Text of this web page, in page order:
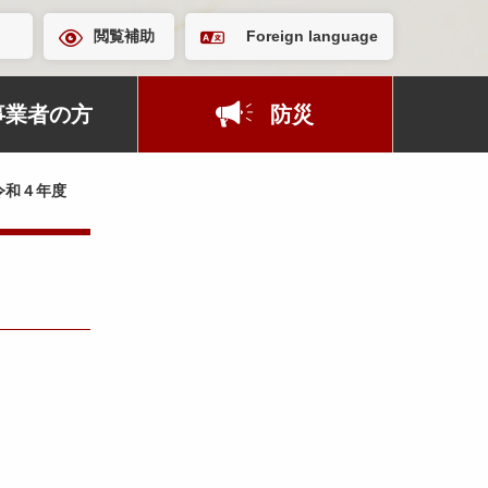
閲覧補助 Foreign language
業者の方 防災
４年度